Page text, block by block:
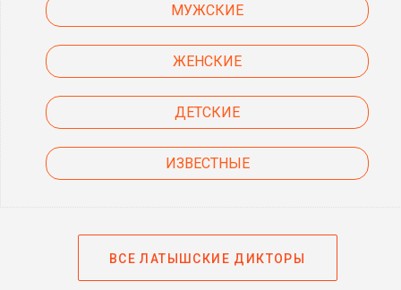
МУЖСКИЕ
ЖЕНСКИЕ
ДЕТСКИЕ
ИЗВЕСТНЫЕ
ВСЕ ЛАТЫШСКИЕ ДИКТОРЫ